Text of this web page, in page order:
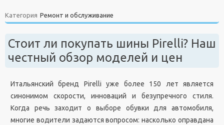
Категория Ремонт и обслуживание
Стоит ли покупать шины Pirelli? Наш
честный обзор моделей и цен
Итальянский бренд Pirelli уже более 150 лет является
синонимом скорости, инноваций и безупречного стиля.
Когда речь заходит о выборе обувки для автомобиля,
многие водители задаются вопросом: насколько оправдана